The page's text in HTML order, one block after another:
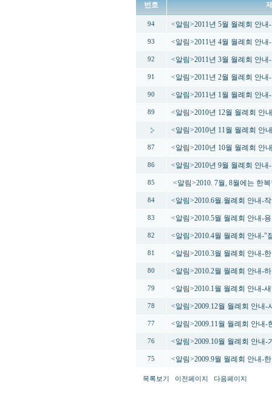
번호
94 <알림>2011년 5월 월례회 안
93 <알림>2011년 4월 월례회 안
92 <알림>2011년 3월 월례회 안
91 <알림>2011년 2월 월례회 안
90 <알림>2011년 1월 월례회 안
89 <알림>2010년 12월 월례회 안
<알림>2010년 11월 월례회 안
87 <알림>2010년 10월 월례회 안
86 <알림>2010년 9월 월례회 안내
85 <알림>2010. 7월, 8월에는 한
84 <알림>2010.6월.월례회 안내-
83 <알림>2010.5월 월례회 안내-
82 <알림>2010.4월 월례회 안내-"
81 <알림>2010.3월 월례회 안내-
80 <알림>2010.2월 월례회 안내-
79 <알림>2010.1월 월례회 안내-
78 <알림>2009.12월 월례회 안내
77 <알림>2009.11월 월례회 안내-
76 <알림>2009.10월 월례회 안내-
75 <알림>2009.9월 월례회 안내-
목록보기 이전페이지 다음페이지